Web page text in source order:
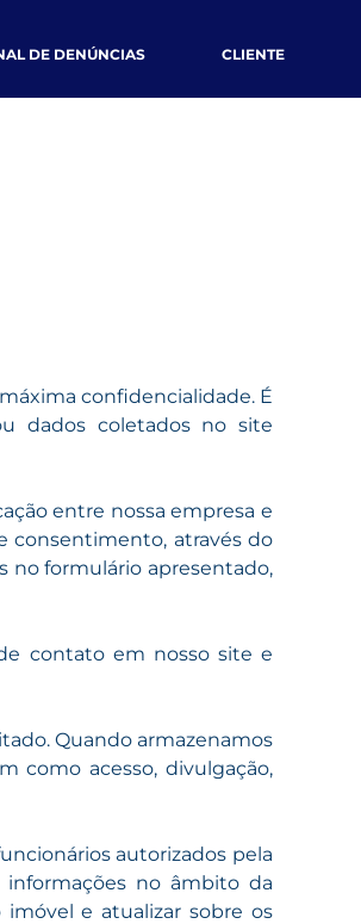
DE DENÚNCIAS CLIENTE
confidencialidade. É
dados coletados no site
entre nossa empresa e
consentimento, através do
no formulário apresentado,
contato em nosso site e
Quando armazenamos
como acesso, divulgação,
autorizados pela
informações no âmbito da
e atualizar sobre os